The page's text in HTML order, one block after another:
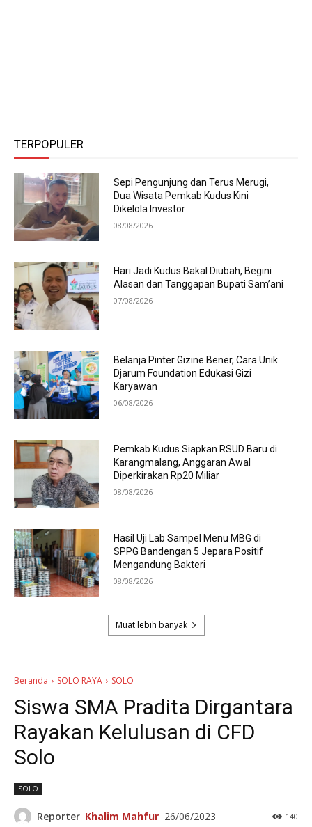
TERPOPULER
Sepi Pengunjung dan Terus Merugi,
Dua Wisata Pemkab Kudus Kini
Dikelola Investor
08/08/2026
Hari Jadi Kudus Bakal Diubah, Begini
Alasan dan Tanggapan Bupati Sam’ani
07/08/2026
Belanja Pinter Gizine Bener, Cara Unik
Djarum Foundation Edukasi Gizi
Karyawan
06/08/2026
Pemkab Kudus Siapkan RSUD Baru di
Karangmalang, Anggaran Awal
Diperkirakan Rp20 Miliar
08/08/2026
Hasil Uji Lab Sampel Menu MBG di
SPPG Bandengan 5 Jepara Positif
Mengandung Bakteri
08/08/2026
Muat lebih banyak